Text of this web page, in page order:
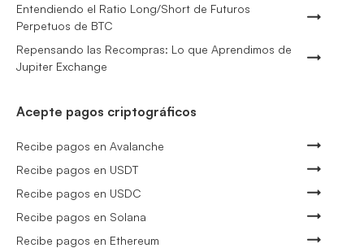
Entendiendo el Ratio Long/Short de Futuros
Perpetuos de BTC
Repensando las Recompras: Lo que Aprendimos de
Jupiter Exchange
Acepte pagos criptográficos
Recibe pagos en Avalanche
Recibe pagos en USDT
Recibe pagos en USDC
Recibe pagos en Solana
Recibe pagos en Ethereum